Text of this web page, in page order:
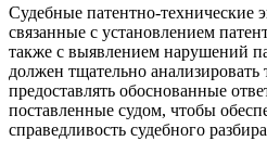
Судебные патентно-технические
связанные с установлением
также с выявлением нарушений
должен тщательно анализировать
предоставлять обоснованные
поставленные судом, чтобы
справедливость судебного